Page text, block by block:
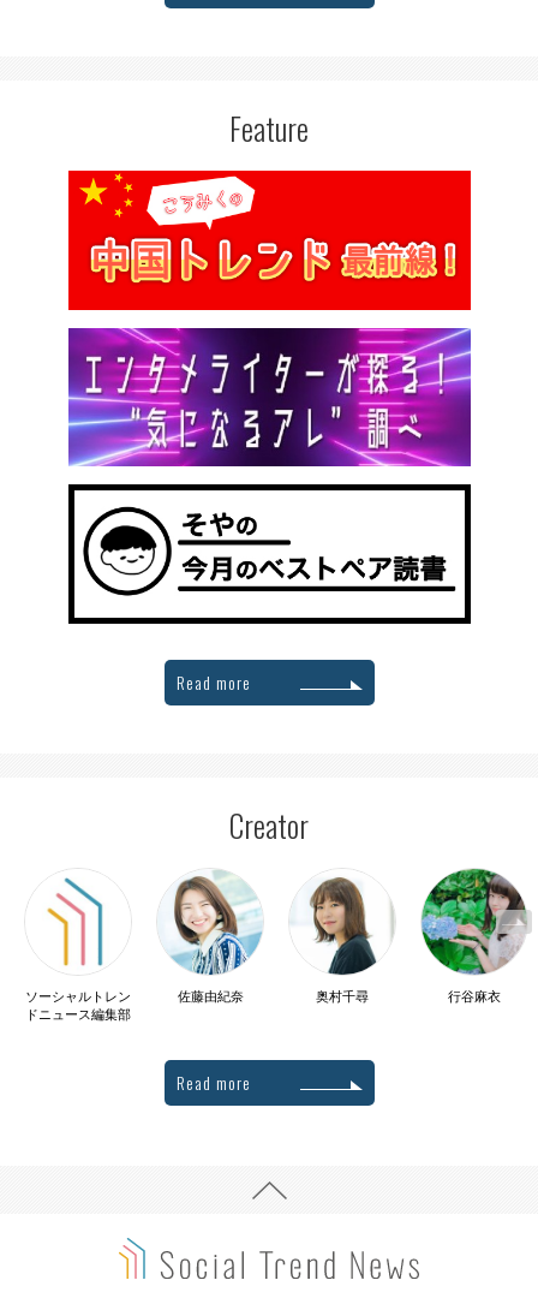
Feature
Read more
Creator
ソーシャルトレン
ドニュース編集部
佐藤由紀奈 奥村千尋 行谷麻衣
Read more